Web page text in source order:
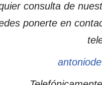
consulta de
ponerte en